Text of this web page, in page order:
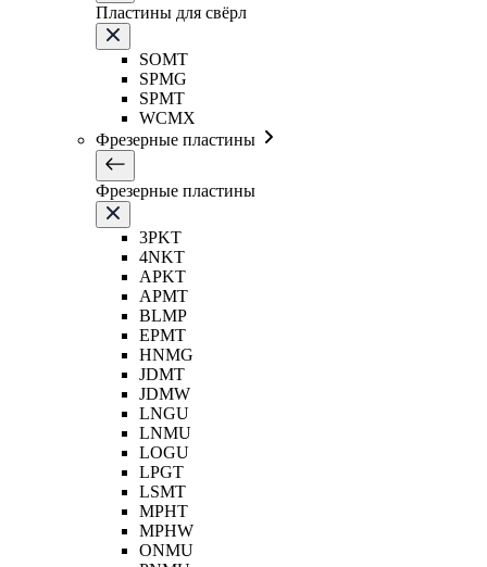
Пластины для свёрл
SOMT
SPMG
SPMT
WCMX
Фрезерные пластины
Фрезерные пластины
3PKT
4NKT
APKT
APMT
BLMP
EPMT
HNMG
JDMT
JDMW
LNGU
LNMU
LOGU
LPGT
LSMT
MPHT
MPHW
ONMU